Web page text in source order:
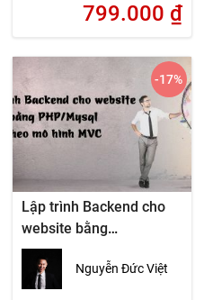
799.000 ₫
Lập trình Backend cho
website bằng
PHP/Mysql theo mô hình
MVC
Nguyễn Đức Việt
-17%